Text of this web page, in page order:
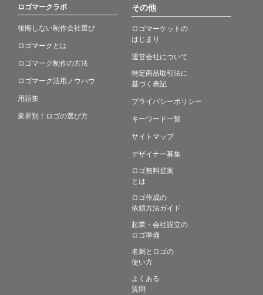
ロゴマークラボ
後悔しない制作会社選び
ロゴマークとは
ロゴマーク制作の方法
ロゴマーク活用ノウハウ
用語集
業界別！ロゴの選び方
その他
ロゴマーケットの
はじまり
運営会社について
特定商品取引法に
基づく表記
プライバシーポリシー
キーワード一覧
サイトマップ
デザイナー募集
ロゴ無料提案
とは
ロゴ作成の
依頼方法ガイド
起業・会社設立の
ロゴ準備
名刺とロゴの
使い方
よくある
質問